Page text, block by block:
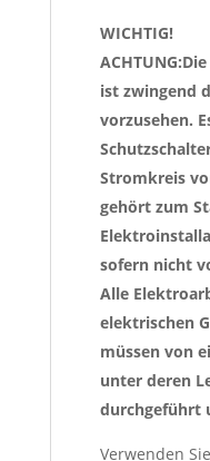
WICHTIG!
ist zwingend
vorzusehen.
Stromkreis
gehört zum
sofern nicht
Alle
elektrischen
müssen von
unter deren
durchgeführt
Verwenden